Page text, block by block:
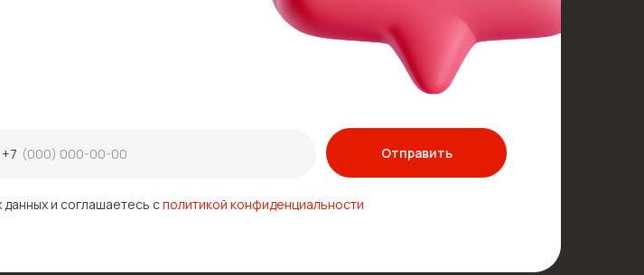
+7
и соглашаетесь cполитикой конфиденциальности
Отправить